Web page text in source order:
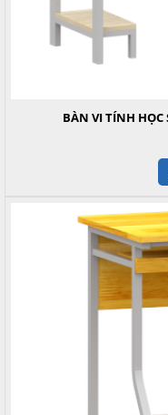
BÀN VI TÍNH HỌC